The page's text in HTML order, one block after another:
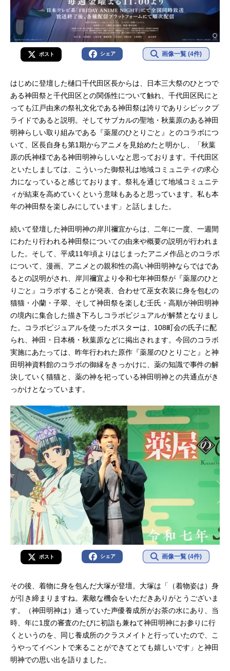
ポスト シェア 画像一覧 (4件)
はじめに登壇した樋口千代田区長からは、日本三大祭のひとつで
ある神田祭と千代田区との関係性について触れ、千代田区民にと
っても江戸由来の祭礼文化である神田祭は誇りでありシビックプ
ライドであると説明。そしてサブカルの聖地・秋葉原のある神田
明神らしい取り組みである『薬屋のひとりごと』とのコラボにつ
いて、区長自身も第1期からアニメを見始めたと明かし、「秋葉
原の氏神様である神田明神らしいなと思っております。千代田区
といたしましては、こういった御祭礼は地域コミュニティの求心
力になっていると感じております。祭礼を通じて地域コミュニテ
ィが結束を高めていくという意味もあると思っています。私も本
年の神田祭を楽しみにしています」と話しました。
続いて登壇した神田明神の岸川禰宜からは、二年に一度、一週間
にわたり行われる神田祭についての由来や概要の説明が行われま
した。そして、平成11年頃よりはじまったアニメ作品とのコラボ
について、漫画、アニメとの親和性の高い神田明神ならではであ
るとの説明がされ、岸川禰宜より令和七年神田祭が『薬屋のひと
りごと』コラボすることが発表、合わせて巫女衣装に身を包むの
猫猫・小蘭・子翠、そして神田祭を楽しむ壬氏・高順が神田明神
の境内に集合した描き下ろしコラボビジュアルが解禁となりまし
た。コラボビジュアルを使ったポスターは、108町会の氏子に配
られ、神田・日本橋・秋葉原などに掲出されます。今回のコラボ
実施にあたっては、昨年行われた原作『薬屋のひとりごと』と神
田明神資料館のコラボの御縁をきっかけに、薬の知識で事件の解
決していく猫猫と、薬の神を祀っている神田明神との共通点がき
っかけとなっています。
ポスト シェア 画像一覧 (4件)
その後、着物に身を包んだ大塚が登壇。大塚は「（着物姿は）身
が引き締まりますね。素敵な機会をいただきありがとうございま
す。（神田明神は）通っていた声優養成所がお茶の水にあり、当
時、年に1度の審査のたびに初詣も兼ねて神田明神にお参りに行
くというのを、同じ養成所のクラスメイトと行っていたので、こ
うやってイベントで来ることができてとても嬉しいです」と神田
明神での思い出を語りました。